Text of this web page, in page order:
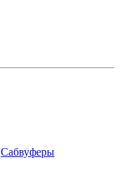
Сабвуферы